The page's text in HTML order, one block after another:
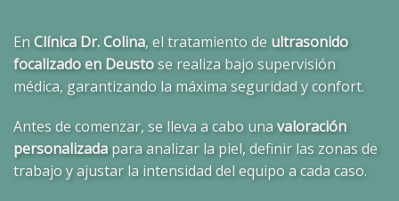
En Clínica Dr. Colina, el tratamiento de ultrasonido
focalizado en Deustose realiza bajo supervisión
médica, garantizando la máxima seguridad y confort.
Antes de comenzar, se lleva a cabo una valoración
personalizadapara analizar la piel, definir las zonas de
trabajo y ajustar la intensidad del equipo a cada caso.